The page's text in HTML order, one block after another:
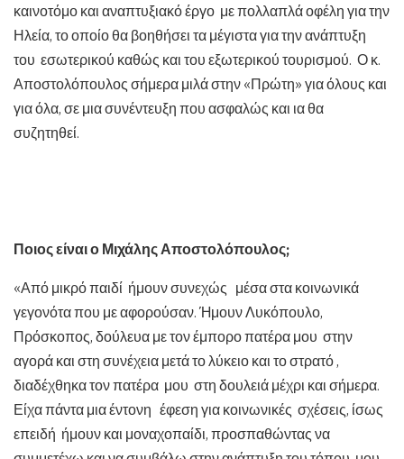
καινοτόμο και αναπτυξιακό έργο με πολλαπλά οφέλη για την
Ηλεία, το οποίο θα βοηθήσει τα μέγιστα για την ανάπτυξη
του εσωτερικού καθώς και του εξωτερικού τουρισμού. Ο κ.
Αποστολόπουλος σήμερα μιλά στην «Πρώτη» για όλους και
για όλα, σε μια συνέντευξη που ασφαλώς και ια θα
συζητηθεί.
Ποιος είναι ο Μιχάλης Αποστολόπουλος;
«Από μικρό παιδί ήμουν συνεχώς μέσα στα κοινωνικά
γεγονότα που με αφορούσαν. Ήμουν Λυκόπουλο,
Πρόσκοπος, δούλευα με τον έμπορο πατέρα μου στην
αγορά και στη συνέχεια μετά το λύκειο και το στρατό ,
διαδέχθηκα τον πατέρα μου στη δουλειά μέχρι και σήμερα.
Είχα πάντα μια έντονη έφεση για κοινωνικές σχέσεις, ίσως
επειδή ήμουν και μοναχοπαίδι, προσπαθώντας να